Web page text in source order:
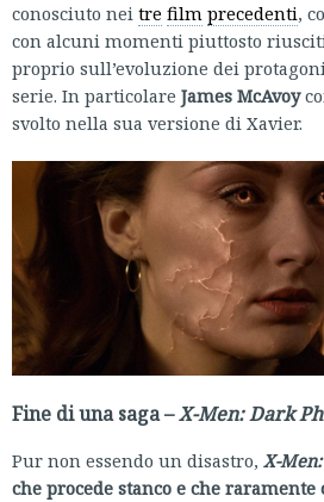
conosciuto nei tre film precedenti,
con alcuni momenti piuttosto
proprio sull’evoluzione dei
serie. In particolare James McAvoy
svolto nella sua versione di Xavier.
Fine di una saga –X-Men: Dark
Pur non essendo un disastro, X-
che procede stanco e che raramente